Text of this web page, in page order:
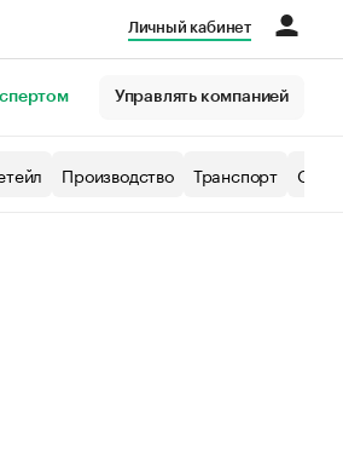
Личный кабинет
Управлять компанией
Производство Транспорт